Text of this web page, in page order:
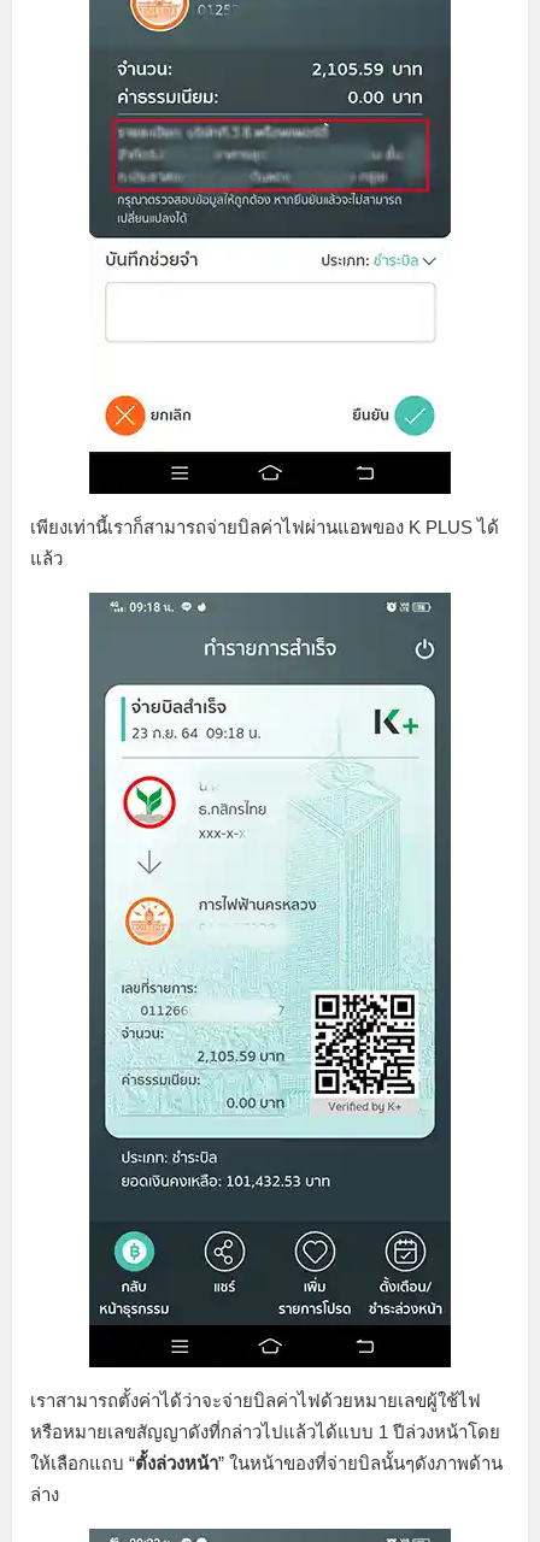
เพียงเท่านี้เราก็สามารถจ่ายบิลค่าไฟผ่านแอพของ K PLUS ได้
แล้ว
เราสามารถตั้งค่าได้ว่าจะจ่ายบิลค่าไฟด้วยหมายเลขผู้ใช้ไฟ
หรือหมายเลขสัญญาดังที่กล่าวไปแล้วได้แบบ 1 ปีล่วงหน้าโดย
ให้เลือกแถบ “ตั้งล่วงหน้า” ในหน้าของที่จ่ายบิลนั้นๆดังภาพด้าน
ล่าง